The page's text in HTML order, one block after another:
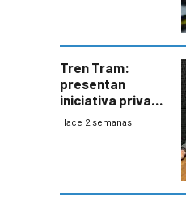
Tren Tram:
presentan
iniciativa privada
para una red de
Hace 2 semanas